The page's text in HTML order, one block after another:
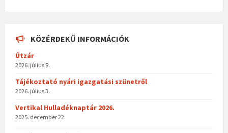
KÖZÉRDEKŰ INFORMÁCIÓK
Útzár
2026. július 8.
Tájékoztató nyári igazgatási szünetről
2026. július 3.
Vertikal Hulladéknaptár 2026.
2025. december 22.